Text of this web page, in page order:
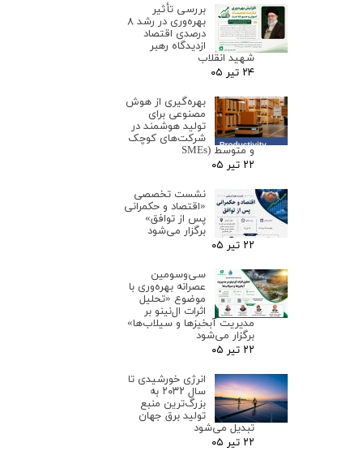
بررسی تأثیر
بهره‌وری در رشد ۸
درصدی اقتصاد
ازدیدگاه رهبر
شهید انقلاب
۲۴ تیر ۰۵
بهره‌گیری از هوش
مصنوعی برای
تولید هوشمند در
شرکت‌های کوچک
و متوسط (SMEs
۲۲ تیر ۰۵
نشست تخصصی
«اقتصاد و حکمرانی
پس از توافق»
برگزار می‌شود
۲۲ تیر ۰۵
سی‌وسومین
عصرانه بهره‌وری با
موضوع «تحلیل
اثرات ال‌نینو بر
مدیریت آبخیزها و سیلاب‌ها»
برگزار می‌شود
۲۲ تیر ۰۵
انرژی خورشیدی تا
سال ۲۰۳۲ به
بزرگ‌ترین منبع
تولید برق جهان
تبدیل می‌شود
۲۲ تیر ۰۵